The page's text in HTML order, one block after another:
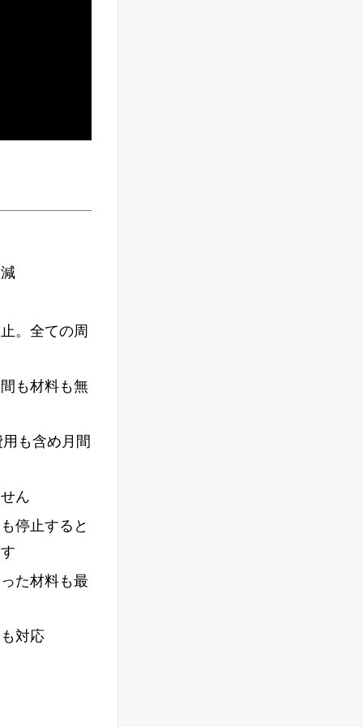
。全ての周
も材料も無
も含め月間
ん
停止すると
た材料も最
対応